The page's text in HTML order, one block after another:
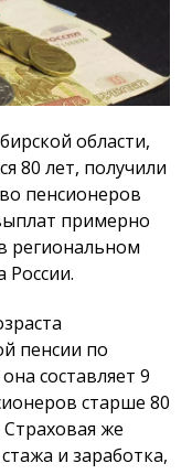
области,
80 лет, получили
пенсионеров
примерно
региональном
России.
пенсии по
составляет 9
старше 80
же
и заработка,